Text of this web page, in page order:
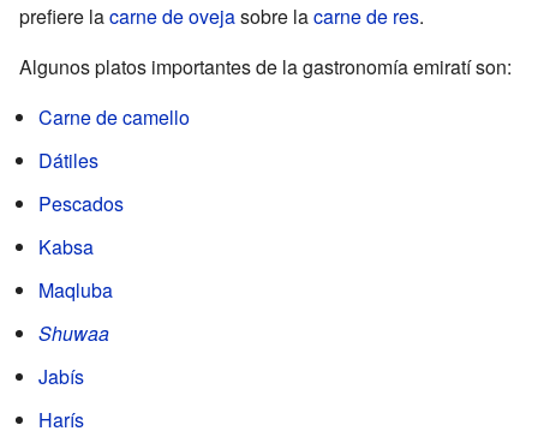
prefiere lacarne de ovejasobre lacarne de res.
Algunos platos importantes de la gastronomía emiratí son:
Carne de camello
Dátiles
Pescados
Kabsa
Maqluba
Shuwaa
Jabís
Harís